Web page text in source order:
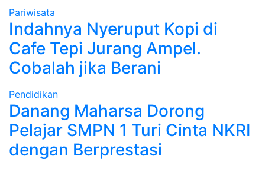
Pariwisata
Indahnya Nyeruput Kopi di
Cafe Tepi Jurang Ampel.
Cobalah jika Berani
Pendidikan
Danang Maharsa Dorong
Pelajar SMPN 1 Turi Cinta NKRI
dengan Berprestasi